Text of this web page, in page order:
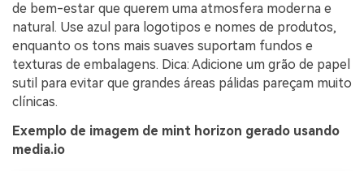
de bem-estar que querem uma atmosfera moderna e
natural. Use azul para logotipos e nomes de produtos,
enquanto os tons mais suaves suportam fundos e
texturas de embalagens. Dica: Adicione um grão de papel
sutil para evitar que grandes áreas pálidas pareçam muito
clínicas.
Exemplo de imagem de mint horizon gerado usando
media.io